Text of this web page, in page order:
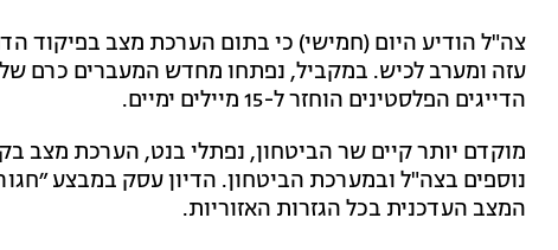
צה"ל הודיע היום (חמישי) כי בתום הערכת מצב בפיקוד
עזה ומערב לכיש. במקביל, נפתחו מחדש המעברים כרם
הדייגים הפלסטינים הוחזר ל-15 מיילים ימיים.
מוקדם יותר קיים שר הביטחון, נפתלי בנט, הערכת מצב
נוספים בצה"ל ובמערכת הביטחון. הדיון עסק במבצע
המצב העדכנית בכל הגזרות האזוריות.